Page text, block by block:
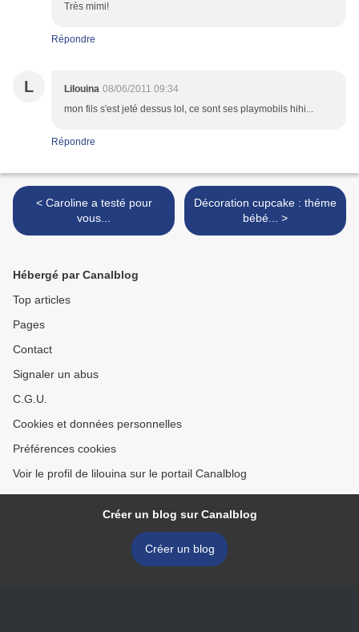
Très mimi!
Répondre
L Lilouina 08/06/2011 09:34
mon fils s'est jeté dessus lol, ce sont ses playmobils hihi...
Répondre
< Caroline a testé pour
vous...
Décoration cupcake : théme
bébé... >
Hébergé par Canalblog
Top articles
Pages
Contact
Signaler un abus
C.G.U.
Cookies et données personnelles
Préférences cookies
Voir le profil de lilouina sur le portail Canalblog
Créer un blog sur Canalblog
Créer un blog